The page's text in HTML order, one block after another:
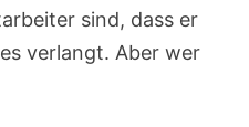
sind, dass er
verlangt. Aber wer